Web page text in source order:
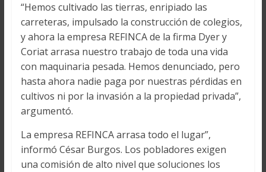
“Hemos cultivado las tierras, enripiado las
carreteras, impulsado la construcción de colegios,
y ahora la empresa REFINCA de la firma Dyer y
Coriat arrasa nuestro trabajo de toda una vida
con maquinaria pesada. Hemos denunciado, pero
hasta ahora nadie paga por nuestras pérdidas en
cultivos ni por la invasión a la propiedad privada”,
argumentó.
La empresa REFINCA arrasa todo el lugar”,
informó César Burgos. Los pobladores exigen
una comisión de alto nivel que soluciones los